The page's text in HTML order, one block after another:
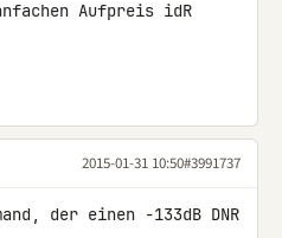
Aufpreis idR
2015-01-31 10:50#3991737
der einen -133dB DNR